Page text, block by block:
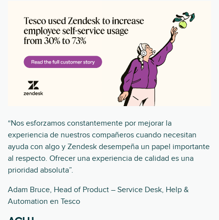
“Nos esforzamos constantemente por mejorar la
experiencia de nuestros compañeros cuando necesitan
ayuda con algo y Zendesk desempeña un papel importante
al respecto. Ofrecer una experiencia de calidad es una
prioridad absoluta”.
Adam Bruce, Head of Product – Service Desk, Help &
Automation en Tesco